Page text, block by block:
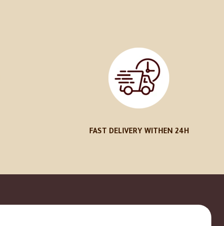
FAST DELIVERY WITHEN 24H